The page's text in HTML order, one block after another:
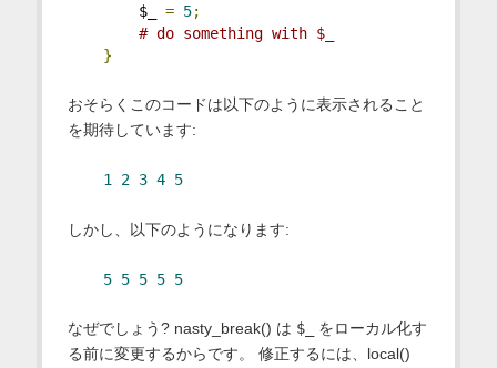
$_ = 5;
# do something with $_
}
おそらくこのコードは以下のように表示されること
を期待しています:
1 2 3 4 5
しかし、以下のようになります:
5 5 5 5 5
なぜでしょう? nasty_break() は $_
をローカル化す
る前に変更するからです。 修正するには、local()